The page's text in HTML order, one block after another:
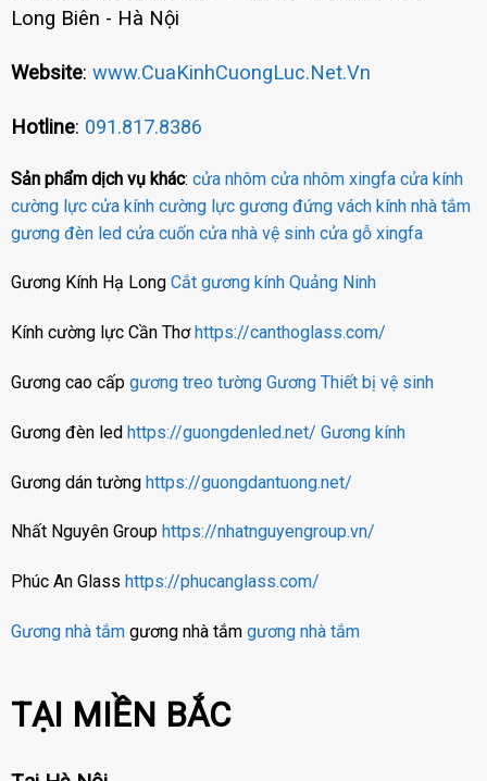
Long Biên - Hà Nội
Website: www.CuaKinhCuongLuc.Net.Vn
Hotline: 091.817.8386
Sản phẩm dịch vụ khác: cửa nhôm cửa nhôm xingfa cửa kính
cường lực cửa kính cường lực gương đứng vách kính nhà tắm
gương đèn led cửa cuốn cửa nhà vệ sinh cửa gỗ xingfa
Gương Kính Hạ Long Cắt gương kính Quảng Ninh
Kính cường lực Cần Thơ https://canthoglass.com/
Gương cao cấp gương treo tường Gương Thiết bị vệ sinh
Gương đèn led https://guongdenled.net/ Gương kính
Gương dán tường https://guongdantuong.net/
Nhất Nguyên Group https://nhatnguyengroup.vn/
Phúc An Glass https://phucanglass.com/
Gương nhà tắmgương nhà tắm gương nhà tắm
TẠI MIỀN BẮC